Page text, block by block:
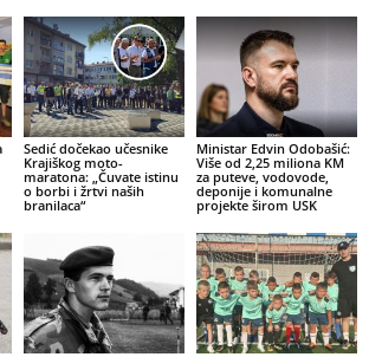
Sedić dočekao učesnike
Krajiškog moto-
maratona: „Čuvate istinu
o borbi i žrtvi naših
branilaca“
Ministar Edvin Odobašić:
Više od 2,25 miliona KM
za puteve, vodovode,
deponije i komunalne
projekte širom USK